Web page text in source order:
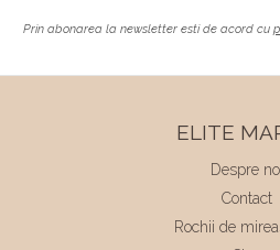
Prin abonarea la newsletter esti de acord cu
ELITE
Despre
Contact
Rochii de